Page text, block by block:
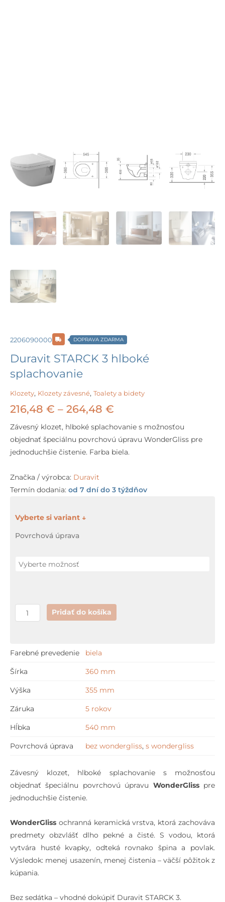
2206090000 DOPRAVA ZDARMA
Duravit STARCK 3 hlboké
splachovanie
Klozety, Klozety závesné, Toalety a bidety
216,48 € – 264,48 €
range:
216,48 €
264,48 €
Závesný klozet, hlboké splachovanie s možnosťou
objednať špeciálnu povrchovú úpravu WonderGliss pre
jednoduchšie čistenie. Farba biela.
Značka / výrobca: Duravit
Termín dodania: od 7 dní do 3 týždňov
Povrchová úprava
množstvo
hlboké
Pridať do košíka
Farebné prevedenie biela
Šírka 360 mm
Výška 355 mm
Záruka 5 rokov
Hĺbka 540 mm
Povrchová úprava bez wondergliss, s wondergliss
Závesný klozet, hlboké splachovanie s možnosťou
objednať špeciálnu povrchovú úpravu WonderGlisspre
jednoduchšie čistenie.
WonderGliss ochranná keramická vrstva, ktorá zachováva
predmety obzvlášť dlho pekné a čisté. S vodou, ktorá
vytvára husté kvapky, odteká rovnako špina a povlak.
Výsledok: menej usazenín, menej čistenia – väčší pôžitok z
kúpania.
Bez sedátka – vhodné dokúpiť Duravit STARCK 3.